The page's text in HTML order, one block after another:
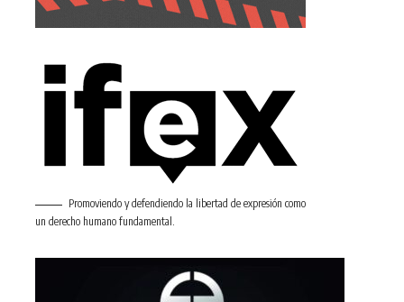
Promoviendo y defendiendo la libertad de expresión como
un derecho humano fundamental.